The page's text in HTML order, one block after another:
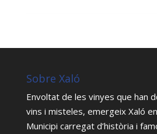
Sobre Xaló
Envoltat de les vinyes que han
vins i misteles, emergeix Xaló
Municipi carregat d’història i